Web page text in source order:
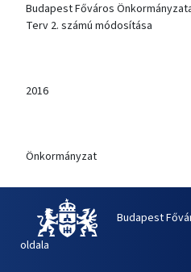
Budapest Főváros
Terv 2. számú módosítása
2016
Önkormányzat
Budapest
oldala